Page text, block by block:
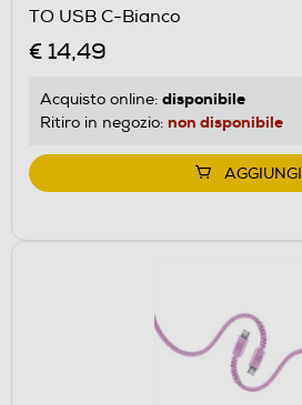
TO USB C-Bianco
€ 14,49
Acquisto online: disponibile
Ritiro in negozio: non disponibile
AGGIUNGI